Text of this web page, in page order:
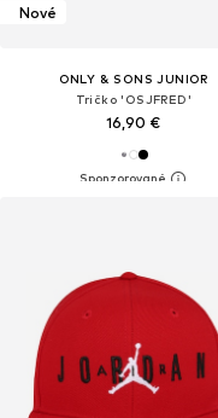
Nové
ONLY & SONS JUNIOR
Tričko 'OSJFRED'
16,90 €